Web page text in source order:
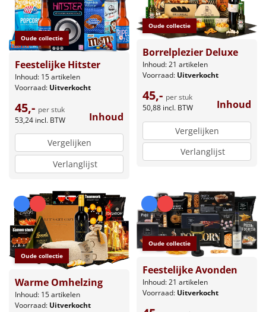
Oude collectie
Feestelijke Hitster
Inhoud: 15 artikelen
Voorraad: Uitverkocht
45,- per stuk
53,24 incl. BTW Inhoud
Vergelijken
Verlanglijst
Oude collectie
Borrelplezier Deluxe
Inhoud: 21 artikelen
Voorraad: Uitverkocht
45,- per stuk
50,88 incl. BTW Inhoud
Vergelijken
Verlanglijst
Oude collectie
Warme Omhelzing
Inhoud: 15 artikelen
Voorraad: Uitverkocht
Oude collectie
Feestelijke Avonden
Inhoud: 21 artikelen
Voorraad: Uitverkocht